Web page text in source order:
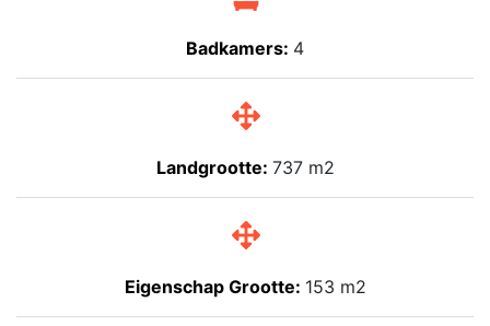
Badkamers: 4
Landgrootte: 737 m2
Eigenschap Grootte: 153 m2